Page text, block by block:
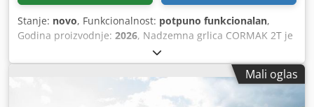
Stanje: novo, Funkcionalnost: potpuno funkcionalan,
Godina proizvodnje: 2026, Nadzemna grlica CORMAK 2T je
robusna i pouzdana industrijska mašina, dizajnirana za
intenzivnu upotrebu u proizvodnim halama, radionicama,
skladištima i drugim industrijskim objektima. Zahvaljujući
svojoj nosivosti do 2000 kg, izdržljivoj konstrukciji i
Mali oglas